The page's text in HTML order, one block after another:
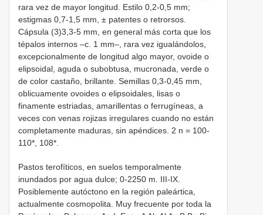
rara vez de mayor longitud. Estilo 0,2-0,5 mm;
estigmas 0,7-1,5 mm, ± patentes o retrorsos.
Cápsula (3)3,3-5 mm, en general más corta que los
tépalos internos –c. 1 mm–, rara vez igualándolos,
excepcionalmente de longitud algo mayor, ovoide o
elipsoidal, aguda o subobtusa, mucronada, verde o
de color castaño, brillante. Semillas 0,3-0,45 mm,
oblicuamente ovoides o elipsoidales, lisas o
finamente estriadas, amarillentas o ferrugíneas, a
veces con venas rojizas irregulares cuando no están
completamente maduras, sin apéndices. 2 n = 100-
110*, 108*.
Pastos terofíticos, en suelos temporalmente
inundados por agua dulce; 0-2250 m. III-IX.
Posiblemente autóctono en la región paleártica,
actualmente cosmopolita. Muy frecuente por toda la